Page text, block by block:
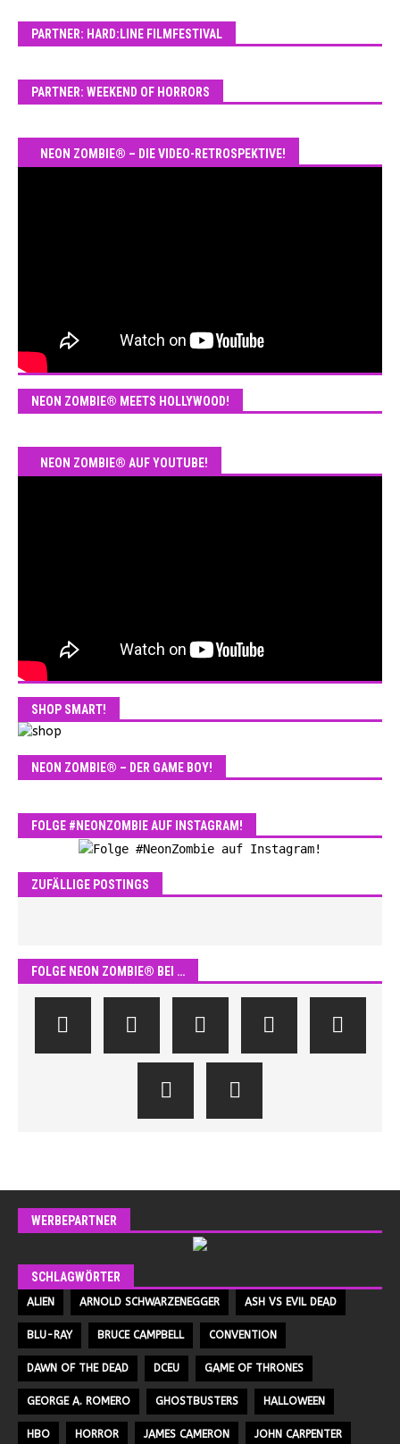
PARTNER: HARD:LINE FILMFESTIVAL
PARTNER: WEEKEND OF HORRORS
NEON ZOMBIE® – DIE VIDEO-RETROSPEKTIVE!
NEON ZOMBIE® MEETS HOLLYWOOD!
NEON ZOMBIE® AUF YOUTUBE!
SHOP SMART!
NEON ZOMBIE® – DER GAME BOY!
FOLGE #NEONZOMBIE AUF INSTAGRAM!
ZUFÄLLIGE POSTINGS
FOLGE NEON ZOMBIE® BEI …
WERBEPARTNER
SCHLAGWÖRTER
ALIEN ARNOLD SCHWARZENEGGER ASH VS EVIL DEAD
BLU-RAY BRUCE CAMPBELL CONVENTION
DAWN OF THE DEAD DCEU GAME OF THRONES
GEORGE A. ROMERO GHOSTBUSTERS HALLOWEEN
HBO HORROR JAMES CAMERON JOHN CARPENTER